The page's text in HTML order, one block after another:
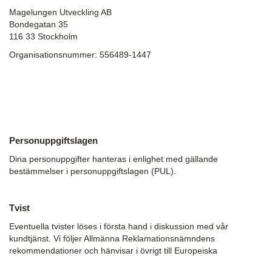
Magelungen Utveckling AB
Bondegatan 35
116 33 Stockholm
Organisationsnummer: 556489-1447
Personuppgiftslagen
Dina personuppgifter hanteras i enlighet med gällande
bestämmelser i personuppgiftslagen (PUL).
Tvist
Eventuella tvister löses i första hand i diskussion med vår
kundtjänst. Vi följer Allmänna Reklamationsnämndens
rekommendationer och hänvisar i övrigt till Europeiska